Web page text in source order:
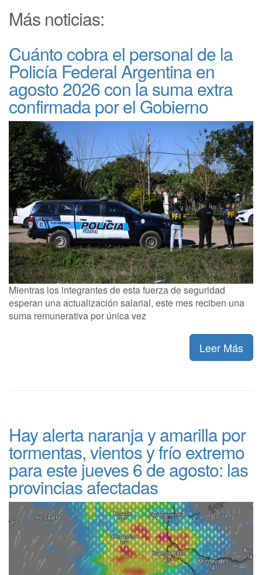
Más noticias:
Cuánto cobra el personal de la
Policía Federal Argentina en
agosto 2026 con la suma extra
confirmada por el Gobierno
Mientras los integrantes de esta fuerza de seguridad
esperan una actualización salarial, este mes reciben una
suma remunerativa por única vez
Leer Más
Hay alerta naranja y amarilla por
tormentas, vientos y frío extremo
para este jueves 6 de agosto: las
provincias afectadas